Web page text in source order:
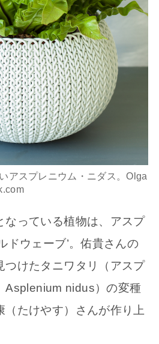
アスプレニウム・ニダス。Olga
なっている植物は、アスプ
ドウェーブ’。佑貴さんの
つけたタニワタリ（アスプ
nidus）の変種
（たけやす）さんが作り上